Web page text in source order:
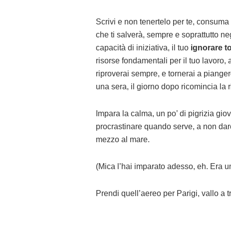
Scrivi e non tenertelo per te, consuma
che ti salverà, sempre e soprattutto
capacità di iniziativa, il tuo ignorare
risorse fondamentali per il tuo lavoro,
riproverai sempre, e tornerai a
una sera, il giorno dopo ricomincia la
Impara la calma, un po’ di pigrizia
procrastinare quando serve, a non
mezzo al mare.
(Mica l’hai imparato adesso, eh. Era
Prendi quell’aereo per Parigi, vallo a